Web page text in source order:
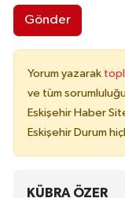
Gönder
Yorum yazarak
ve tüm
Eskişehir Haber
Eskişehir Durum
KÜBRA ÖZER